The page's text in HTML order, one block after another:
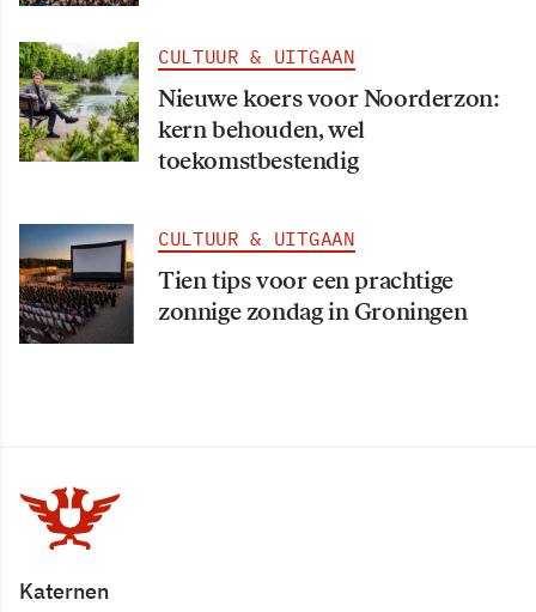
CULTUUR & UITGAAN
Nieuwe koers voor Noorderzon:
kern behouden, wel
toekomstbestendig
CULTUUR & UITGAAN
Tien tips voor een prachtige
zonnige zondag in Groningen
Katernen